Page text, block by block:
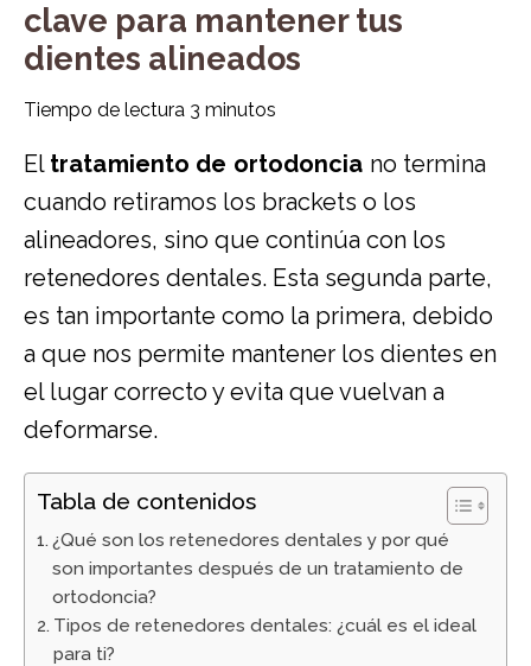
clave para mantener tus
dientes alineados
Tiempo de lectura 3 minutos
El tratamiento de ortodoncia no termina
cuando retiramos los brackets o los
alineadores, sino que continúa con los
retenedores dentales. Esta segunda parte,
es tan importante como la primera, debido
a que nos permite mantener los dientes en
el lugar correcto y evita que vuelvan a
deformarse.
Tabla de contenidos
¿Qué son los retenedores dentales y por qué
son importantes después de un tratamiento de
ortodoncia?
Tipos de retenedores dentales: ¿cuál es el ideal
para ti?